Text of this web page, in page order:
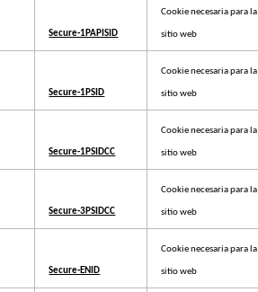
Secure-1PAPISID
Cookie necesaria para
sitio web
Secure-1PSID
Cookie necesaria para
sitio web
Secure-1PSIDCC
Cookie necesaria para
sitio web
Secure-3PSIDCC
Cookie necesaria para
sitio web
Secure-ENID
Cookie necesaria para
sitio web